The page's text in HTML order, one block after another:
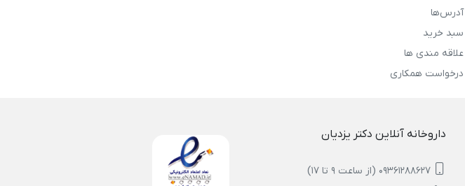
آدرس‌ها
سبد خرید
علاقه مندی ها
درخواست همکاری
داروخانه آنلاین دکتر یزدیان
09361288627 (از ساعت 9 تا 17)